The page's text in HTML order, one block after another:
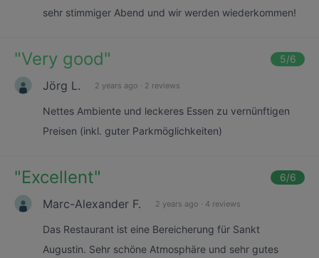
sehr stimmiger Abend und wir werden wiederkommen!
"Very good" 5/6
Jörg L. 2 years ago · 2 reviews
Nettes Ambiente und leckeres Essen zu vernünftigen
Preisen (inkl. guter Parkmöglichkeiten)
"Excellent" 6/6
Marc-Alexander F. 2 years ago · 4 reviews
Das Restaurant ist eine Bereicherung für Sankt
Augustin. Sehr schöne Atmosphäre und sehr gutes